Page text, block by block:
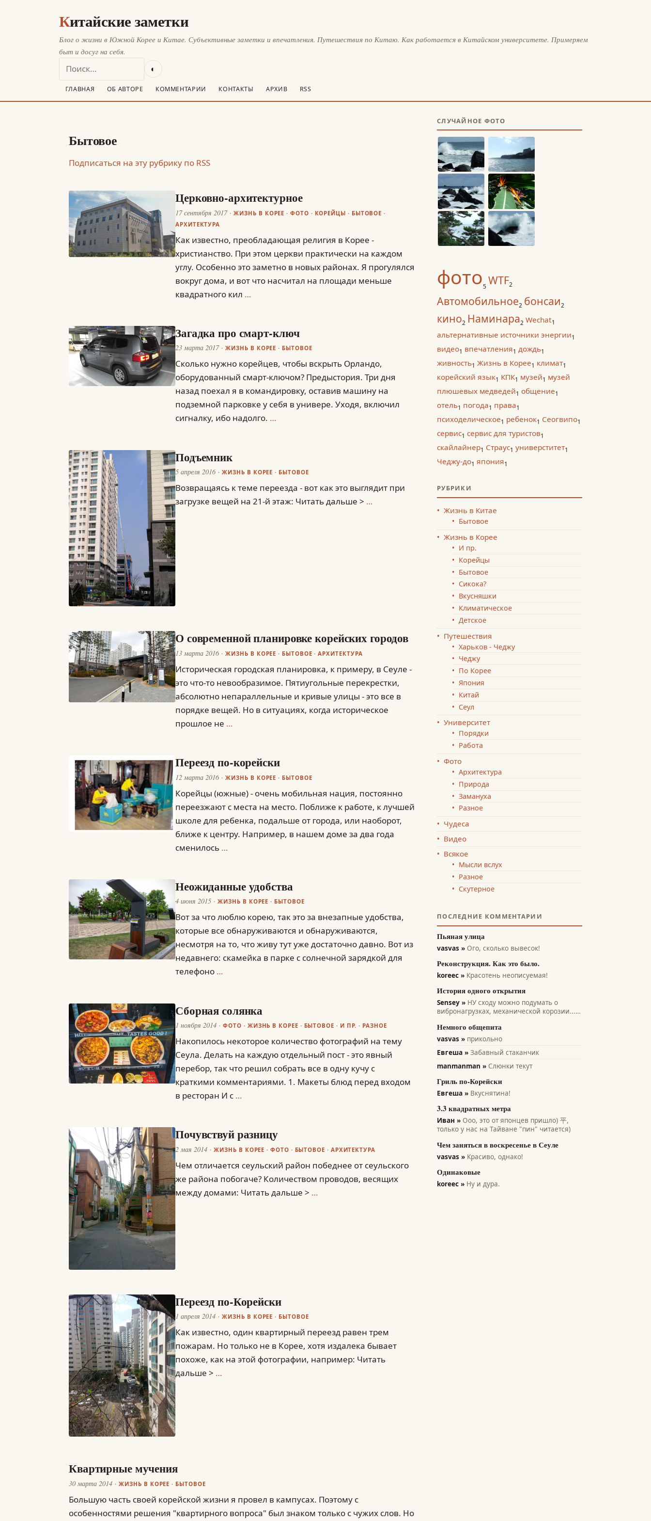
Китайские заметки
Блог о жизни в Южной Корее и Китае. Субъективные заметки и впечатления. Путешествия по Китаю. Как работается в Китайском университете. Примеряем
быт и досуг на себя.
◐
ГЛАВНАЯ ОБ АВТОРЕ КОММЕНТАРИИ КОНТАКТЫ АРХИВ RSS
Бытовое
Подписаться на эту рубрику по RSS
Церковно-архитектурное
17 сентября 2017 ЖИЗНЬ В КОРЕЕ ·ФОТО · КОРЕЙЦЫ · БЫТОВОЕ ·
АРХИТЕКТУРА
Как известно, преобладающая религия в Корее -
христианство. При этом церкви практически на каждом
углу. Особенно это заметно в новых районах. Я прогулялся
вокруг дома, и вот что насчитал на площади меньше
квадратного кил …
Загадка про смарт-ключ
23 марта 2017 ЖИЗНЬ В КОРЕЕ · БЫТОВОЕ
Сколько нужно корейцев, чтобы вскрыть Орландо,
оборудованный смарт-ключом? Предыстория. Три дня
назад поехал я в командировку, оставив машину на
подземной парковке у себя в универе. Уходя, включил
сигналку, ибо надолго. …
Подъемник
5 апреля 2016 ЖИЗНЬ В КОРЕЕ · БЫТОВОЕ
Возвращаясь к теме переезда - вот как это выглядит при
загрузке вещей на 21-й этаж: Читать дальше > …
О современной планировке корейских городов
13 марта 2016 ЖИЗНЬ В КОРЕЕ · БЫТОВОЕ ·АРХИТЕКТУРА
Историческая городская планировка, к примеру, в Сеуле -
это что-то невообразимое. Пятиугольные перекрестки,
абсолютно непараллельные и кривые улицы - это все в
порядке вещей. Но в ситуациях, когда историческое
прошлое не …
Переезд по-корейски
12 марта 2016 ЖИЗНЬ В КОРЕЕ · БЫТОВОЕ
Корейцы (южные) - очень мобильная нация, постоянно
переезжают с места на место. Поближе к работе, к лучшей
школе для ребенка, подальше от города, или наоборот,
ближе к центру. Например, в нашем доме за два года
сменилось …
Неожиданные удобства
4 июня 2015 ЖИЗНЬ В КОРЕЕ · БЫТОВОЕ
Вот за что люблю корею, так это за внезапные удобства,
которые все обнаруживаются и обнаруживаются,
несмотря на то, что живу тут уже достаточно давно. Вот из
недавнего: скамейка в парке с солнечной зарядкой для
телефоно …
Сборная солянка
1 ноября 2014 ФОТО · ЖИЗНЬ В КОРЕЕ · БЫТОВОЕ · И ПР. · РАЗНОЕ
Накопилось некоторое количество фотографий на тему
Сеула. Делать на каждую отдельный пост - это явный
перебор, так что решил собрать все в одну кучу с
краткими комментариями. 1. Макеты блюд перед входом
в ресторан И с …
Почувствуй разницу
2 мая 2014 ЖИЗНЬ В КОРЕЕ ·ФОТО · БЫТОВОЕ · АРХИТЕКТУРА
Чем отличается сеульский район победнее от сеульского
же района побогаче? Количеством проводов, весящих
между домами: Читать дальше > …
Перeезд по-Корейски
1 апреля 2014 ЖИЗНЬ В КОРЕЕ · БЫТОВОЕ
Как известно, один квартирный переезд равен трем
пожарам. Но только не в Корее, хотя издалека бывает
похоже, как на этой фотографии, например: Читать
дальше > …
Квартирные мучения
30 марта 2014 ЖИЗНЬ В КОРЕЕ · БЫТОВОЕ
Большую часть своей корейской жизни я провел в кампусах. Поэтому с
особенностями решения "квартирного вопроса" был знаком только с чужих слов. Но
СЛУЧАЙНОЕ ФОТО
фото5 WTF2
Автомобильное2 бонсаи2
кино2 Наминара2 Wechat1
альтернативные источники энергии1
видео1 впечатления1 дождь1
живность1 Жизнь в Корее1 климат1
корейский язык1 КПК1 музей1 музей
плюшевых медведей1 общение1
отель1 погода1 права1
психоделическое1 ребенок1 Сеогвипо1
сервис1 сервис для туристов1
скайлайнер1 Страус1 универститет1
Чеджу-до1 япония1
РУБРИКИ
Жизнь в Китае
Бытовое
Жизнь в Корее
И пр.
Корейцы
Бытовое
Сикока?
Вкусняшки
Климатическое
Детское
Путешествия
Харьков - Чеджу
Чеджу
По Корее
Япония
Китай
Сеул
Университет
Порядки
Работа
Фото
Архитектура
Природа
Замануха
Разное
Чудеса
Видео
Всякое
Мысли вслух
Разное
Скутерное
ПОСЛЕДНИЕ КОММЕНТАРИИ
Пьяная улица
vasvas » Ого, сколько вывесок!
Реконструкция. Как это было.
koreec » Красотень неописуемая!
История одного открытия
Sensey »
вибронагрузках, механической корозии...
всякие лопасти и лопатки турбин, насосов,
винтов. Там на микро уровне идет
разрушение рабочих поверхностей. А этот
эффект только...
Немного общепита
vasvas » прикольно
Евгеша » Забавный стаканчик
manmanman » Слюнки текут
Гриль по-Корейски
Евгеша » Вкуснятина!
3.3 квадратных метра
Иван »
только у нас на Тайване "пин" читается)
Чем заняться в воскресенье в Сеуле
vasvas » Красиво, однако!
Одинаковые
koreec » Ну и дура.